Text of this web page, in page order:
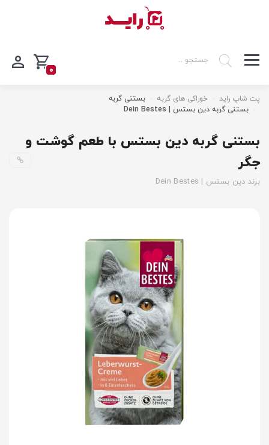
0
پت شاپ راید خوراکی های گربه
بستنی گربه
بستنی گربه دین بستس | Dein Bestes
بستنی گربه دین بستس با طعم گوشت و
جگر
برند دین بستس | Dein Bestes